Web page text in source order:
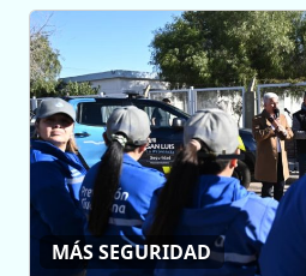
MÁS SEGURIDAD